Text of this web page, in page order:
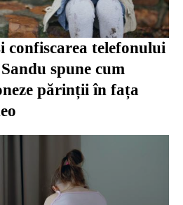
confiscarea telefonului
spune cum
părinții în fața